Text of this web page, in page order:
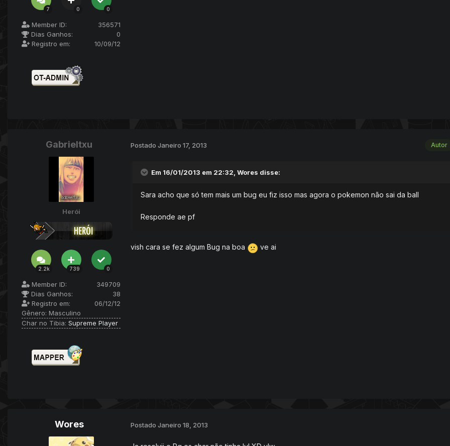
7 0 0
Member ID:
356571
Dias Ganhos:
0
Registro em:
10/09/12
Gabrieltxu
Herói
2.2k 739 0
Member ID:
349709
Dias Ganhos:
38
Registro em:
06/12/12
Gênero: Masculino
Char no Tibia: Supreme Player
Autor
Postado Janeiro 17, 2013
Em 16/01/2013 em 22:32, Wores disse:
Sara acho que só tem mais um bug eu fiz isso mas agora o pokemon não sai da ball
Responde ae pf
vish cara se fez algum Bug na boa ve ai
Wores Postado Janeiro 18, 2013